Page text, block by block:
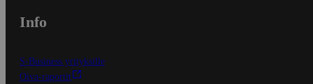
Info
S-Business yrityksille
Oiva-raportit